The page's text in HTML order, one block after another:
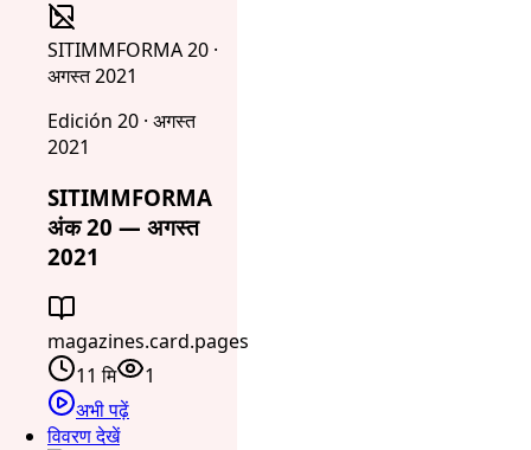
SITIMMFORMA 20 ·
अगस्त 2021
Edición 20 · अगस्त
2021
SITIMMFORMA
अंक 20 — अगस्त
2021
magazines.card.pages
11 मि
1
अभी पढ़ें
विवरण देखें